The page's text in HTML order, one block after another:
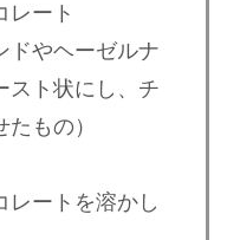
レート
ドやヘーゼルナ
スト状にし、チ
もの）
レートを溶かし